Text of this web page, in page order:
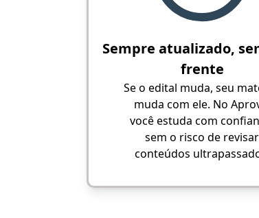
Sempre atualizado,
frente
Se o edital muda, seu
muda com ele. No
você estuda com
sem o risco de revisar
conteúdos